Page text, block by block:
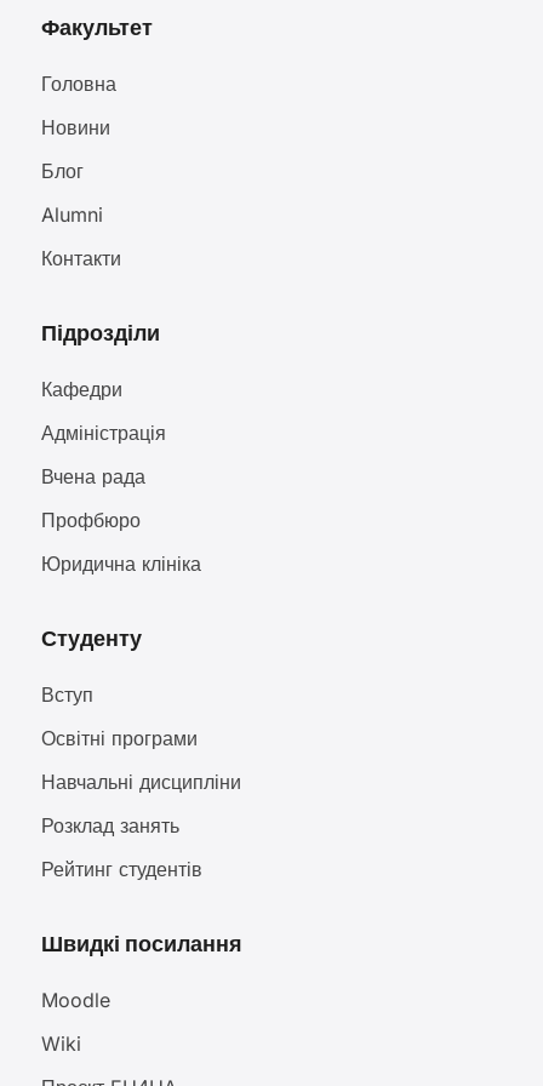
Факультет
Головна
Новини
Блог
Alumni
Контакти
Підрозділи
Кафедри
Адміністрація
Вчена рада
Профбюро
Юридична клініка
Студенту
Вступ
Освітні програми
Навчальні дисципліни
Розклад занять
Рейтинг студентів
Швидкі посилання
Moodle
Wiki